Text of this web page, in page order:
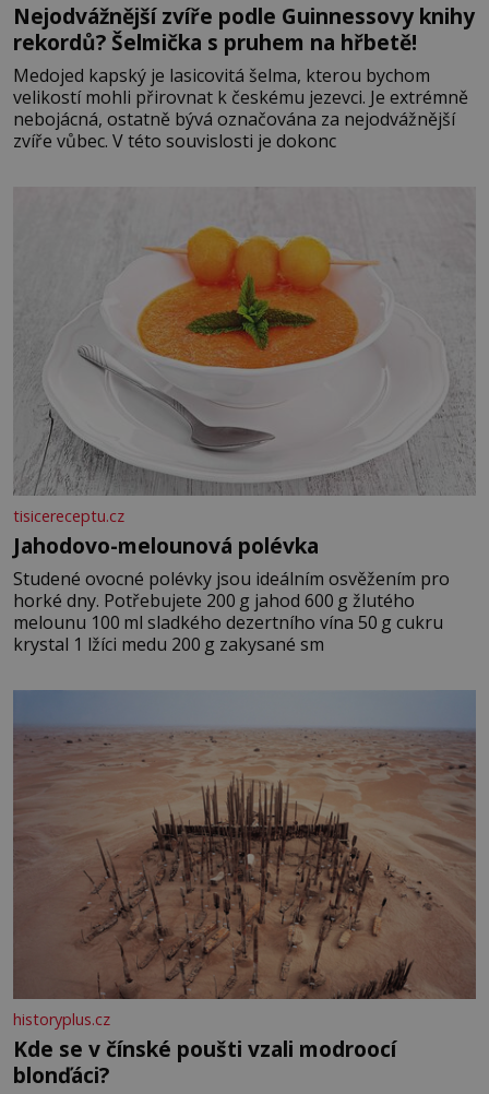
Nejodvážnější zvíře podle Guinnessovy knihy
rekordů? Šelmička s pruhem na hřbetě!
Medojed kapský je lasicovitá šelma, kterou bychom
velikostí mohli přirovnat k českému jezevci. Je extrémně
nebojácná, ostatně bývá označována za nejodvážnější
zvíře vůbec. V této souvislosti je dokonc
tisicereceptu.cz
Jahodovo-melounová polévka
Studené ovocné polévky jsou ideálním osvěžením pro
horké dny. Potřebujete 200 g jahod 600 g žlutého
melounu 100 ml sladkého dezertního vína 50 g cukru
krystal 1 lžíci medu 200 g zakysané sm
historyplus.cz
Kde se v čínské poušti vzali modroocí
blonďáci?